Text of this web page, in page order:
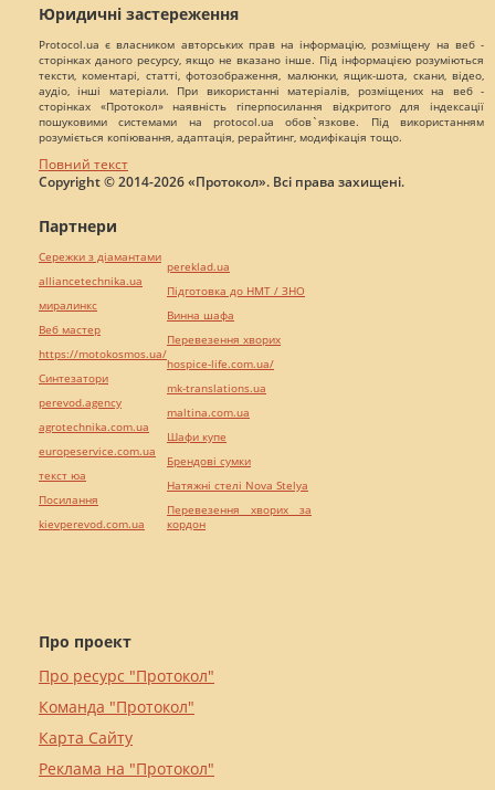
Юридичні застереження
Protocol.ua є власником авторських прав на інформацію, розміщену на веб -
сторінках даного ресурсу, якщо не вказано інше. Під інформацією розуміються
тексти, коментарі, статті, фотозображення, малюнки, ящик-шота, скани, відео,
аудіо, інші матеріали. При використанні матеріалів, розміщених на веб -
сторінках «Протокол» наявність гіперпосилання відкритого для індексації
пошуковими системами на protocol.ua обов`язкове. Під використанням
розуміється копіювання, адаптація, рерайтинг, модифікація тощо.
Повний текст
Copyright © 2014-2026 «Протокол». Всі права захищені.
Про проект
Про ресурс "Протокол"
Команда "Протокол"
Карта Сайту
Реклама на "Протокол"
Партнери
Сережки з діамантами
alliancetechnika.ua
миралинкс
Веб мастер
https://motokosmos.ua/
Синтезатори
perevod.agency
agrotechnika.com.ua
europeservice.com.ua
текст юа
Посилання
kievperevod.com.ua
pereklad.ua
Підготовка до НМТ / ЗНО
Винна шафа
Перевезення хворих
hospice-life.com.ua/
mk-translations.ua
maltina.com.ua
Шафи купе
Брендові сумки
Натяжні стелі Nova Stelya
Перевезення хворих за
кордон